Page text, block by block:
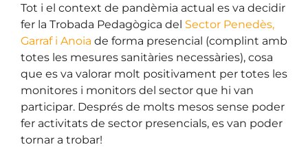
Tot i el context de pandèmia actual es va decidir
fer la Trobada Pedagògica del Sector Penedès,
Garraf i Anoia de forma presencial (complint amb
totes les mesures sanitàries necessàries), cosa
que es va valorar molt positivament per totes les
monitores i monitors del sector que hi van
participar. Després de molts mesos sense poder
fer activitats de sector presencials, es van poder
tornar a trobar!